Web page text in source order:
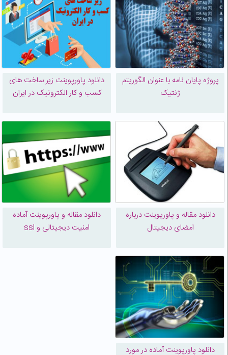
پروژه پایان نامه با عنوان الگوریتم
ژنتیک
دانلود پاورپوینت زیر ساخت های
کسب و کار الکترونیک در ایران
دانلود مقاله و پاورپوینت درباره
امضای دیجیتال
دانلود مقاله و پاورپوینت آماده
امنیت دیجیتالی و ssl
دانلود پاورپوینت آماده در مورد